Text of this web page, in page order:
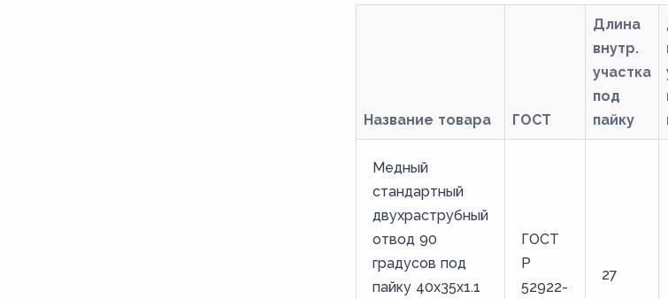
Название товара ГОСТ
Длина
внутр.
участка
под
пайку
Медный
стандартный
двухраструбный
отвод 90
градусов под
пайку 40х35х1.1
ГОСТ
Р
52922-
27